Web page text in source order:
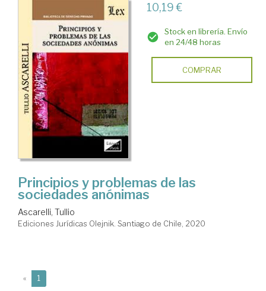
10,19 €
Stock en librería. Envío
en 24/48 horas
COMPRAR
Principios y problemas de las
sociedades anónimas
Ascarelli, Tullio
Ediciones Jurídicas Olejnik. Santiago de Chile, 2020
« 1